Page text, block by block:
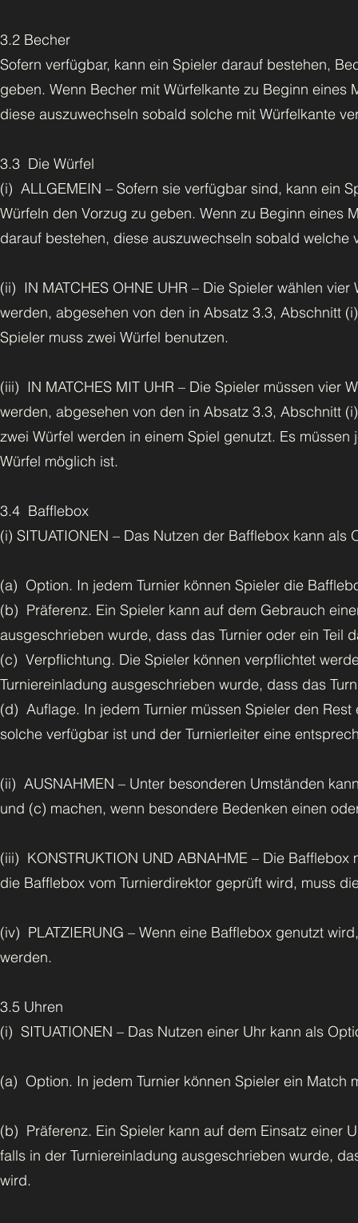
3.2 Becher
Sofern verfügbar, kann ein Spieler darauf bestehen,
geben. Wenn Becher mit Würfelkante zu Beginn
diese auszuwechseln sobald solche mit Würfelkante
3.3 Die Würfel
(i) ALLGEMEIN – Sofern sie verfügbar sind, kann ein
Würfeln den Vorzug zu geben. Wenn zu Beginn eines
darauf bestehen, diese auszuwechseln sobald
(ii) IN MATCHES OHNE UHR – Die Spieler wählen
werden, abgesehen von den in Absatz 3.3, Abschnitt
Spieler muss zwei Würfel benutzen.
(iii) IN MATCHES MIT UHR – Die Spieler müssen vier
werden, abgesehen von den in Absatz 3.3, Abschnitt
zwei Würfel werden in einem Spiel genutzt. Es
Würfel möglich ist.
3.4 Bafflebox
(i) SITUATIONEN – Das Nutzen der Bafflebox kann
(a) Option. In jedem Turnier können Spieler die
(b) Präferenz. Ein Spieler kann auf dem Gebrauch
ausgeschrieben wurde, dass das Turnier oder ein Teil
(c) Verpflichtung. Die Spieler können verpflichtet
Turniereinladung ausgeschrieben wurde, dass das
(d) Auflage. In jedem Turnier müssen Spieler den
solche verfügbar ist und der Turnierleiter eine
(ii) AUSNAHMEN – Unter besonderen Umständen
und (c) machen, wenn besondere Bedenken einen
(iii) KONSTRUKTION UND ABNAHME – Die
die Bafflebox vom Turnierdirektor geprüft wird, muss
(iv) PLATZIERUNG – Wenn eine Bafflebox genutzt
werden.
3.5 Uhren
(i) SITUATIONEN – Das Nutzen einer Uhr kann als
(a) Option. In jedem Turnier können Spieler ein Match
(b) Präferenz. Ein Spieler kann auf dem Einsatz einer
falls in der Turniereinladung ausgeschrieben wurde,
wird.